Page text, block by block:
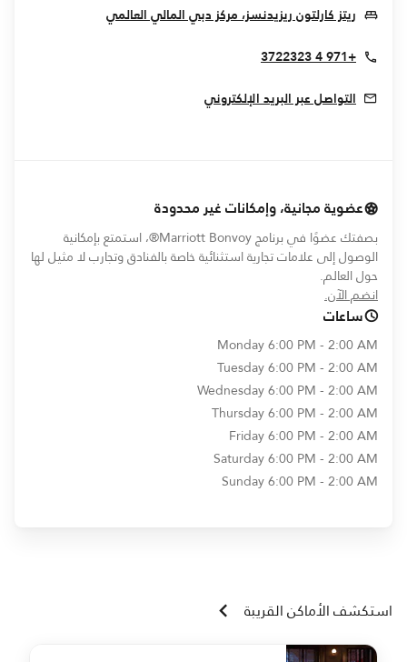
ريتز كارلتون ريزيدنسز، مركز دبي المالي العالميNew Window
+971 4 3722323
التواصل عبر البريد الإلكتروني
عضوية مجانية، وإمكانات غير محدودة
بصفتك عضوًا في برنامج Marriott Bonvoy®، استمتع بإمكانية
الوصول إلى علامات تجارية استثنائية خاصة بالفنادق وتجارب لا مثيل لها
حول العالم.
انضم الآن.
ساعات
Monday6:00 PM - 2:00 AM
Tuesday6:00 PM - 2:00 AM
Wednesday6:00 PM - 2:00 AM
Thursday6:00 PM - 2:00 AM
Friday6:00 PM - 2:00 AM
Saturday6:00 PM - 2:00 AM
Sunday6:00 PM - 2:00 AM
استكشف الأماكن القريبة